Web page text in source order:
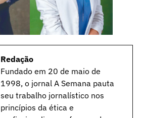
Redação
Fundado em 20 de maio de
1998, o jornal A Semana pauta
seu trabalho jornalístico nos
princípios da ética e